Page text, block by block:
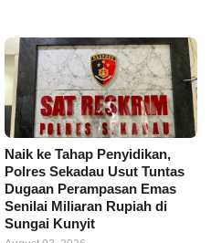
Naik ke Tahap Penyidikan,
Polres Sekadau Usut Tuntas
Dugaan Perampasan Emas
Senilai Miliaran Rupiah di
Sungai Kunyit